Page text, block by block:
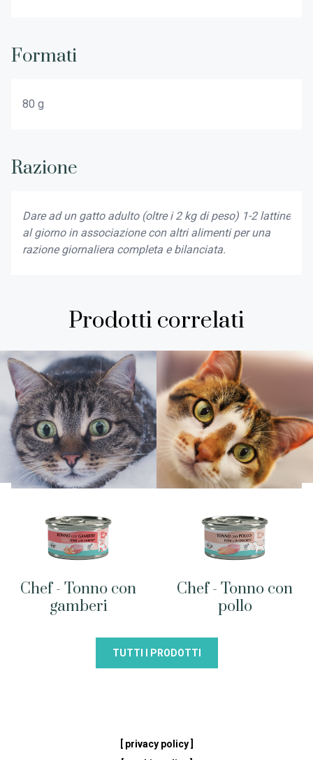
Formati
80 g
Razione
Dare ad un gatto adulto (oltre i 2 kg di peso) 1-2 lattine
al giorno in associazione con altri alimenti per una
razione giornaliera completa e bilanciata.
Prodotti correlati
Chef - Tonno con
gamberi
Chef - Tonno con
pollo
TUTTI I PRODOTTI
[ privacy policy ]